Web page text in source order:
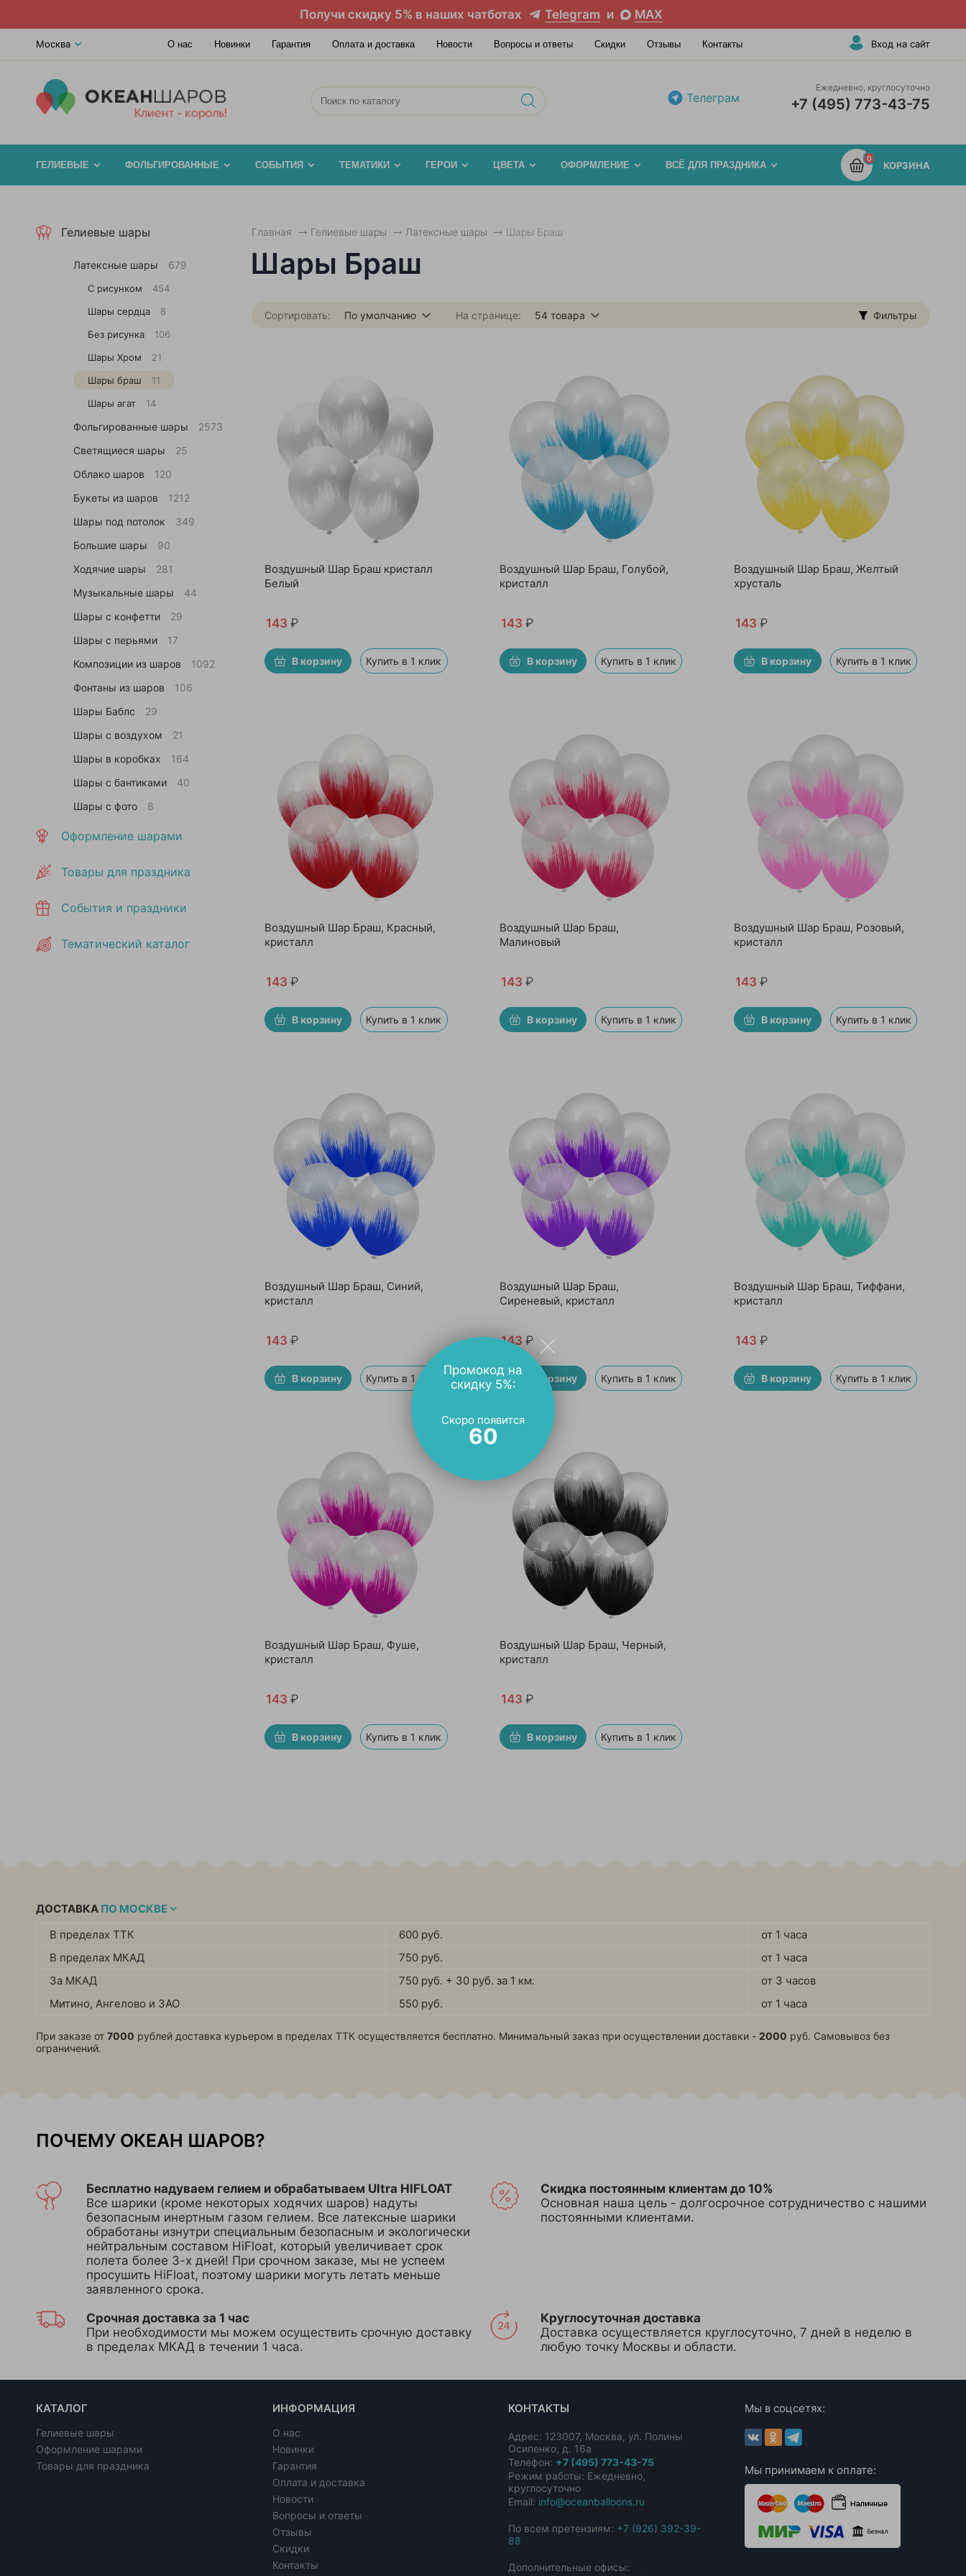
Получи скидку 5% в наших чатботах Telegram и MAX
Москва О нас Новинки Гарантия Оплата и доставка Новости Вопросы и ответы Скидки Отзывы Контакты Вход на сайт
Телеграм
Ежедневно, круглосуточно
+7 (495) 773-43-75
0
КОРЗИНА
ГЕЛИЕВЫЕ ФОЛЬГИРОВАННЫЕ СОБЫТИЯ ТЕМАТИКИ ГЕРОИ ЦВЕТА ОФОРМЛЕНИЕ ВСЁ ДЛЯ ПРАЗДНИКА
Главная Гелиевые шары Латексные шары Шары Браш
Шары Браш
Фильтры
Сортировать: По умолчанию На странице: 54 товара
Воздушный Шар Браш кристалл
Белый
143 ₽
В корзину Купить в 1 клик
Воздушный Шар Браш, Голубой,
кристалл
143 ₽
В корзину Купить в 1 клик
Воздушный Шар Браш, Желтый
хрусталь
143₽
В корзину Купить в 1 клик
Воздушный Шар Браш, Красный,
кристалл
143 ₽
В корзину Купить в 1 клик
Воздушный Шар Браш,
Малиновый
143 ₽
В корзину Купить в 1 клик
Воздушный Шар Браш, Розовый,
кристалл
143₽
В корзину Купить в 1 клик
Воздушный Шар Браш, Синий,
кристалл
143 ₽
В корзину Купить в 1 клик
Воздушный Шар Браш,
Сиреневый, кристалл
143 ₽
В корзину Купить в 1 клик
Воздушный Шар Браш, Тиффани,
кристалл
143₽
В корзину Купить в 1 клик
Воздушный Шар Браш, Фуше,
кристалл
143 ₽
В корзину Купить в 1 клик
Воздушный Шар Браш, Черный,
кристалл
143 ₽
В корзину Купить в 1 клик
Гелиевые шары
Латексные шары 679
С рисунком
454
Шары сердца
8
Без рисунка
106
Шары Хром
21
Шары браш
11
Шары агат
14
Фольгированные шары
2573
Светящиеся шары
25
Облако шаров
120
Букеты из шаров
1212
Шары под потолок
349
Большие шары
90
Ходячие шары
281
Музыкальные шары
44
Шары с конфетти
29
Шары с перьями
17
Композиции из шаров
1092
Фонтаны из шаров
106
Шары Баблс
29
Шары с воздухом
21
Шары в коробках
164
Шары с бантиками
40
Шары с фото
8
Оформление шарами
Товары для праздника
События и праздники
Тематический каталог
ДОСТАВКА ПО МОСКВЕ
В пределах ТТК
600 руб.
от 1 часа
В пределах МКАД
750 руб.
от 1 часа
За МКАД
750 руб. + 30 руб. за 1 км.
от 3 часов
Митино, Ангелово и ЗАО
550 руб. от 1 часа
При заказе от 7000 рублей доставка курьером в пределах ТТК осуществляется бесплатно. Минимальный заказ при осуществлении доставки - 2000 руб. Самовывоз без
ограничений.
ПОЧЕМУ ОКЕАН ШАРОВ?
Бесплатно надуваем гелием и обрабатываем Ultra HIFLOAT
Все шарики (кроме некоторых ходячих шаров) надуты
безопасным инертным газом гелием. Все латексные шарики
обработаны изнутри специальным безопасным и экологически
нейтральным составом HiFloat, который увеличивает срок
полета более 3-х дней! При срочном заказе, мы не успеем
просушить HiFloat, поэтому шарики могуть летать меньше
заявленного срока.
Скидка постоянным клиентам до 10%
Основная наша цель - долгосрочное сотрудничество с нашими
постоянными клиентами.
Срочная доставка за 1 час
При необходимости мы можем осуществить срочную доставку
в пределах МКАД в течении 1 часа.
Круглосуточная доставка
Доставка осуществляется круглосуточно, 7 дней в неделю в
любую точку Москвы и области.
КАТАЛОГ
Гелиевые шары
Оформление шарами
Товары для праздника
ИНФОРМАЦИЯ
О нас
Новинки
Гарантия
Оплата и доставка
Новости
Вопросы и ответы
Отзывы
Скидки
Контакты
КОНТАКТЫ
Адрес: 123007, Москва, ул. Полины
Осипенко, д. 16а
Телефон: +7 (495) 773-43-75
Режим работы: Ежедневно,
круглосуточно
Email: info@oceanballoons.ru
По всем претензиям: +7 (926) 392-39-
88
Дополнительные офисы:
Мы в соцсетях:
Мы принимаем к оплате:
Промокод на
скидку 5%:
Скоро появится
59